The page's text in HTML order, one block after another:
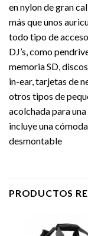
en nylon de gran
más que unos
todo tipo de
DJ’s, como
memoria SD,
in-ear, tarjetas de
otros tipos de
acolchada para
incluye una
desmontable
PRODUCTOS